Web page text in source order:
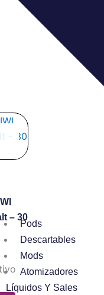
Pods
Descartables
Mods
Atomizadores
Líquidos Y Sales
– 30